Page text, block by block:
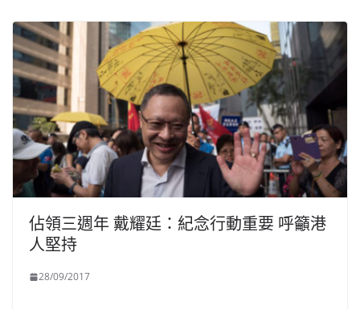
佔領三週年 戴耀廷：紀念行動重要 呼籲港
人堅持
28/09/2017